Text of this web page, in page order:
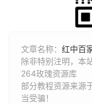
文章名称： 红中百
除非特别注明，本
264玫瑰资源库
部分教程资源来源
当受骗！